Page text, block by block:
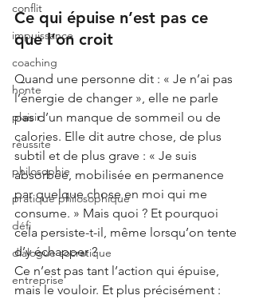
conflit
impuissance
coaching
honte
plaisir
réussite
philosophie
pratique philosophique
défi
dialogue socratique
entreprise
Ce qui épuise n’est pas ce
que l’on croit
Quand une personne dit : « Je n’ai pas
l’énergie de changer », elle ne parle
pas d’un manque de sommeil ou de
calories. Elle dit autre chose, de plus
subtil et de plus grave : « Je suis
absorbée, mobilisée en permanence
par quelque chose en moi qui me
consume. » Mais quoi ? Et pourquoi
cela persiste-t-il, même lorsqu’on tente
d’y échapper ?
Ce n’est pas tant l’action qui épuise,
mais le vouloir. Et plus précisément :